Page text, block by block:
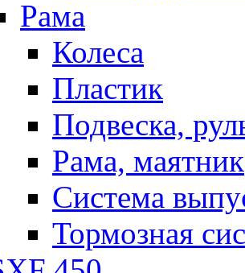
Рама
Колеса
Пластик
Подвеска,
Рама, маятник
Система
Тормозная